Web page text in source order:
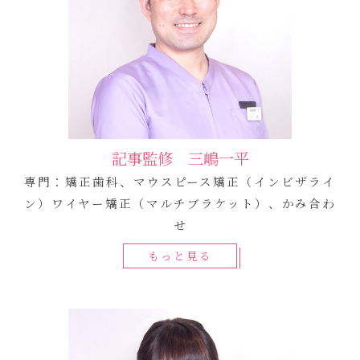
記事監修 三嶋一平
専門：矯正歯科、マウスピース矯正（インビザライ
ン）ワイヤー矯正（マルチブラケット）、かみ合わ
せ
もっと見る